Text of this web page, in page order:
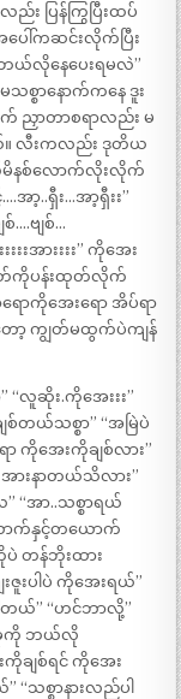
း ပြန်ကြွပြီးထပ်
ေါ်ကဆင်းလိုက်ပြီး
ဘယ်လိုနေပေးရမလဲ”
သစ္စာနောက်ကနေ ဒူး
ညှာတာစရာလည်း မ
။ လီးကလည်း ဒုတိယ
မိနစ်လောက်လိုးလိုက်
ာ့..ရှီး…အာ့ရှီးး”
….ဗျစ်…
းးးအားးးး” ကိုအေး
သူတ်ကိုပန်းထုတ်လိုက်
ာရောကိုအေးရော အိပ်ရာ
ော့ ကျွတ်မထွက်ပဲကျန်
“လူဆိုး.ကိုအေးးး”
ျစ်တယ်သစ္စာ” “အမြဲပဲ
ရော ကိုအေးကိုချစ်လား”
ားနာတယ်သိလား”
“အာ..သစ္စာရယ်
ာက်နှင့်တယောက်
ပဲ တန်ဘိုးထား
းပါပဲ ကိုအေးရယ်”
တယ်” “ဟင်ဘာလို့”
ခုကို ဘယ်လို
ချစ်ရင် ကိုအေး
“သစ္စာနားလည်ပါ